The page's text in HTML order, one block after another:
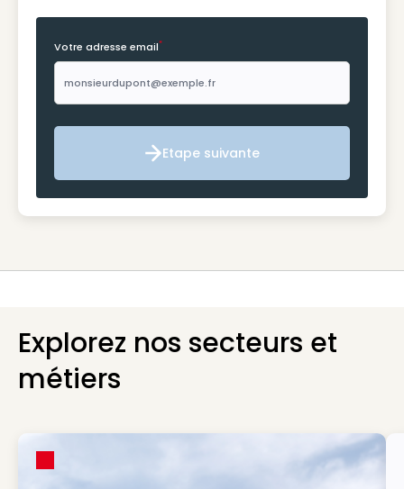
Votre adresse email*
Etape suivante
Etape suivante
Explorez nos secteurs et
métiers